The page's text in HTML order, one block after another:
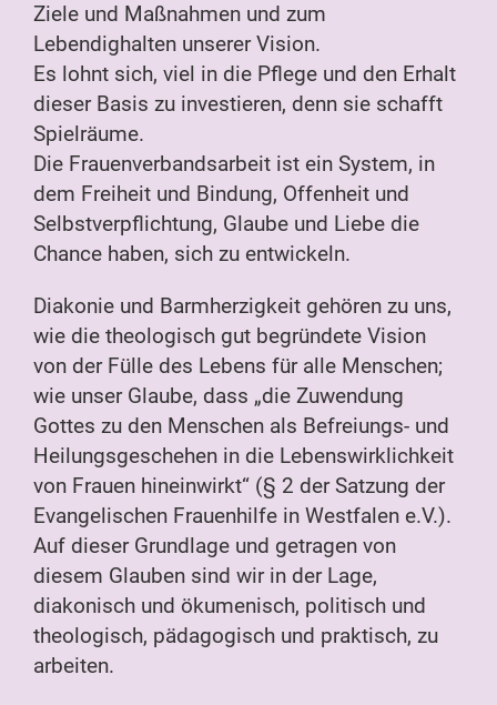
Ziele und Maßnahmen und zum
Lebendighalten unserer Vision.
Es lohnt sich, viel in die Pflege und den Erhalt
dieser Basis zu investieren, denn sie schafft
Spielräume.
Die Frauenverbandsarbeit ist ein System, in
dem Freiheit und Bindung, Offenheit und
Selbstverpflichtung, Glaube und Liebe die
Chance haben, sich zu entwickeln.
Diakonie und Barmherzigkeit gehören zu uns,
wie die theologisch gut begründete Vision
von der Fülle des Lebens für alle Menschen;
wie unser Glaube, dass „die Zuwendung
Gottes zu den Menschen als Befreiungs- und
Heilungsgeschehen in die Lebenswirklichkeit
von Frauen hineinwirkt“ (§ 2 der Satzung der
Evangelischen Frauenhilfe in Westfalen e.V.).
Auf dieser Grundlage und getragen von
diesem Glauben sind wir in der Lage,
diakonisch und ökumenisch, politisch und
theologisch, pädagogisch und praktisch, zu
arbeiten.